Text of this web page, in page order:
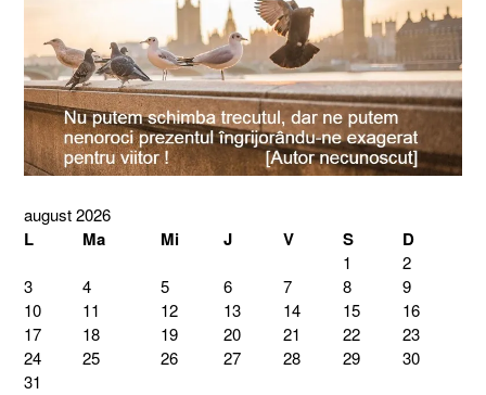
august 2026
L Ma Mi J V S D
1
2
3
4 5 6 7 8
9
10
11 12 13 14 15
16
17
18 19 20 21 22
23
24
25 26 27 28 29
30
31